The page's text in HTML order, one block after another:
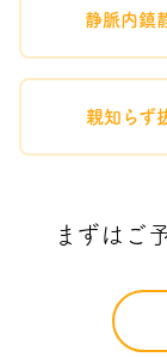
静脈内鎮
親知らず
まずはご